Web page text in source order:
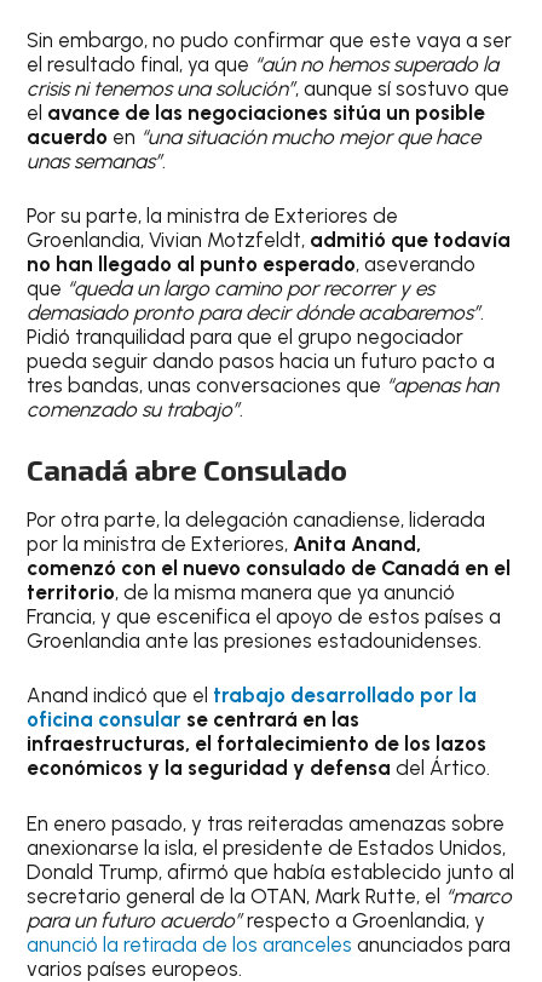
Sin embargo, no pudo confirmar que este vaya a ser
el resultado final, ya que “aún no hemos superado la
crisis ni tenemos una solución”, aunque sí sostuvo que
el avance de las negociaciones sitúa un posible
acuerdo en “una situación mucho mejor que hace
unas semanas”.
Por su parte, la ministra de Exteriores de
Groenlandia, Vivian Motzfeldt, admitió que todavía
no han llegado al punto esperado, aseverando
que “queda un largo camino por recorrer y es
demasiado pronto para decir dónde acabaremos”.
Pidió tranquilidad para que el grupo negociador
pueda seguir dando pasos hacia un futuro pacto a
tres bandas, unas conversaciones que “apenas han
comenzado su trabajo”.
Canadá abre Consulado
Por otra parte, la delegación canadiense, liderada
por la ministra de Exteriores, Anita Anand,
comenzó con el nuevo consulado de Canadá en el
territorio, de la misma manera que ya anunció
Francia, y que escenifica el apoyo de estos países a
Groenlandia ante las presiones estadounidenses.
Anand indicó que el trabajo desarrollado por la
oficina consular se centrará en las
infraestructuras, el fortalecimiento de los lazos
económicos y la seguridad y defensa del Ártico.
En enero pasado, y tras reiteradas amenazas sobre
anexionarse la isla, el presidente de Estados Unidos,
Donald Trump, afirmó que había establecido junto al
secretario general de la OTAN, Mark Rutte, el “marco
para un futuro acuerdo”respecto a Groenlandia, y
anunció la retirada de los aranceles anunciados para
varios países europeos.